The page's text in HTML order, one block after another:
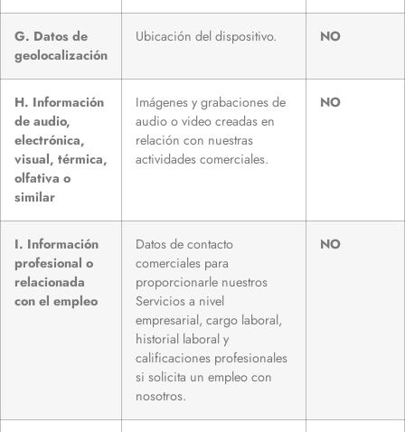
G. Datos de
geolocalización
Ubicación del dispositivo. NO
H. Información
de audio,
electrónica,
visual, térmica,
olfativa o
similar
Imágenes y grabaciones de
audio o video creadas en
relación con nuestras
actividades comerciales.
NO
I. Información
profesional o
relacionada
con el empleo
Datos de contacto
comerciales para
proporcionarle nuestros
Servicios a nivel
empresarial, cargo laboral,
historial laboral y
calificaciones profesionales
si solicita un empleo con
nosotros.
NO